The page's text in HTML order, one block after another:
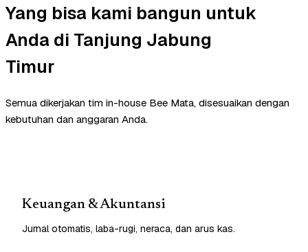
Yang bisa kami bangun untuk
Anda di Tanjung Jabung
Timur
Semua dikerjakan tim in-house Bee Mata, disesuaikan dengan
kebutuhan dan anggaran Anda.
Keuangan & Akuntansi
Jurnal otomatis, laba-rugi, neraca, dan arus kas.